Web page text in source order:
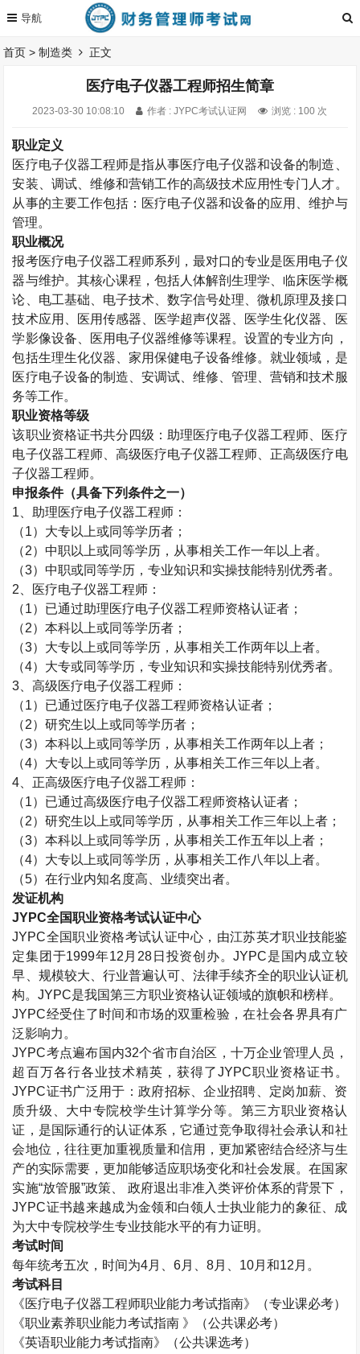
首页 >制造类 正文
医疗电子仪器工程师招生简章
2023-03-30 10:08:10 作者 : JYPC考试认证网 浏览 : 100 次
职业定义
医疗电子仪器工程师是指从事医疗电子仪器和设备的制造、
安装、调试、维修和营销工作的高级技术应用性专门人才。
从事的主要工作包括：医疗电子仪器和设备的应用、维护与
管理。
职业概况
报考医疗电子仪器工程师系列，最对口的专业是医用电子仪
器与维护。其核心课程，包括人体解剖生理学、临床医学概
论、电工基础、电子技术、数字信号处理、微机原理及接口
技术应用、医用传感器、医学超声仪器、医学生化仪器、医
学影像设备、医用电子仪器维修等课程。设置的专业方向，
包括生理生化仪器、家用保健电子设备维修。就业领域，是
医疗电子设备的制造、安调试、维修、管理、营销和技术服
务等工作。
职业资格等级
该职业资格证书共分四级：助理医疗电子仪器工程师、医疗
电子仪器工程师、高级医疗电子仪器工程师、正高级医疗电
子仪器工程师。
申报条件（具备下列条件之一）
1 、助理医疗电子仪器工程师：
（1）大专以上或同等学历者；
（2）中职以上或同等学历，从事相关工作一年以上者。
（3）中职或同等学历，专业知识和实操技能特别优秀者。
2 、医疗电子仪器工程师：
（1）已通过助理医疗电子仪器工程师资格认证者；
（2）本科以上或同等学历者；
（3）大专以上或同等学历，从事相关工作两年以上者。
（4）大专或同等学历，专业知识和实操技能特别优秀者。
3 、高级医疗电子仪器工程师：
（1）已通过医疗电子仪器工程师资格认证者；
（2）研究生以上或同等学历者；
（3）本科以上或同等学历，从事相关工作两年以上者；
（4）大专以上或同等学历，从事相关工作三年以上者。
4 、正高级医疗电子仪器工程师：
（1）已通过高级医疗电子仪器工程师资格认证者；
（2）研究生以上或同等学历，从事相关工作三年以上者；
（3）本科以上或同等学历，从事相关工作五年以上者；
（4）大专以上或同等学历，从事相关工作八年以上者。
（5）在行业内知名度高、业绩突出者。
发证机构
JYPC全国职业资格考试认证中心
JYPC全国职业资格考试认证中心，由江苏英才职业技能鉴
定集团于1999年12 月 28 日投资创办。JYPC是国内成立较
早、规模较大、行业普遍认可、法律手续齐全的职业认证机
构。JYPC是我国第三方职业资格认证领域的旗帜和榜样。
JYPC经受住了时间和市场的双重检验，在社会各界具有广
泛影响力。
JYPC考点遍布国内32个省市自治区，十万企业管理人员，
超百万各行各业技术精英，获得了JYPC职业资格证书。
JYPC证书广泛用于：政府招标、企业招聘、定岗加薪、资
质升级、大中专院校学生计算学分等。第三方职业资格认
证，是国际通行的认证体系，它通过竞争取得社会承认和社
会地位，往往更加重视质量和信用，更加紧密结合经济与生
产的实际需要，更加能够适应职场变化和社会发展。在国家
实施“放管服”政策、 政府退出非准入类评价体系的背景下，
JYPC证书越来越成为金领和白领人士执业能力的象征、成
为大中专院校学生专业技能水平的有力证明。
考试时间
每年统考五次，时间为4月、6月、8月、 10月和12 月。
考试科目
《医疗电子仪器工程师职业能力考试指南》（专业课必考）
《职业素养职业能力考试指南 》（公共课必考）
《英语职业能力考试指南》（公共课选考）